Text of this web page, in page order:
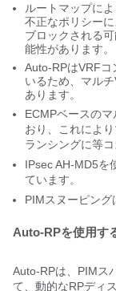
ルートマップに
不正なポリシー
ブロックされる
能性があります。
Auto-RPはVRFコ
いるため、マル
あります。
ECMPベースの
おり、これによ
ランシングに等
IPsec AH-MD5を
ています。
PIMスヌーピング
Auto-RPを使用す
Auto-RPは、PIMス
て、動的なRPディ